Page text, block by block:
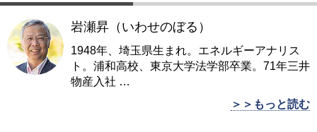
岩瀬昇（いわせのぼる）
1948年、埼玉県生まれ。エネルギーアナリス
ト。浦和高校、東京大学法学部卒業。71年三井
物産入社 …
＞＞もっと読む